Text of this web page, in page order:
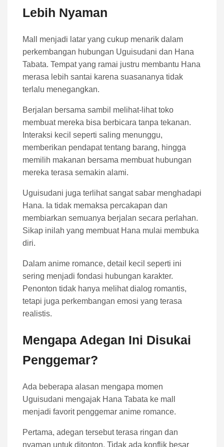
Lebih Nyaman
Mall menjadi latar yang cukup menarik dalam
perkembangan hubungan Uguisudani dan Hana
Tabata. Tempat yang ramai justru membantu Hana
merasa lebih santai karena suasananya tidak
terlalu menegangkan.
Berjalan bersama sambil melihat-lihat toko
membuat mereka bisa berbicara tanpa tekanan.
Interaksi kecil seperti saling menunggu,
memberikan pendapat tentang barang, hingga
memilih makanan bersama membuat hubungan
mereka terasa semakin alami.
Uguisudani juga terlihat sangat sabar menghadapi
Hana. Ia tidak memaksa percakapan dan
membiarkan semuanya berjalan secara perlahan.
Sikap inilah yang membuat Hana mulai membuka
diri.
Dalam anime romance, detail kecil seperti ini
sering menjadi fondasi hubungan karakter.
Penonton tidak hanya melihat dialog romantis,
tetapi juga perkembangan emosi yang terasa
realistis.
Mengapa Adegan Ini Disukai
Penggemar?
Ada beberapa alasan mengapa momen
Uguisudani mengajak Hana Tabata ke mall
menjadi favorit penggemar anime romance.
Pertama, adegan tersebut terasa ringan dan
nyaman untuk ditonton. Tidak ada konflik besar